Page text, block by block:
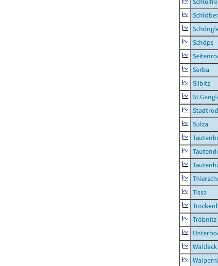
Schöps
Serba
Silbitz
Sulza
Tissa
Tröbnitz
Waldeck